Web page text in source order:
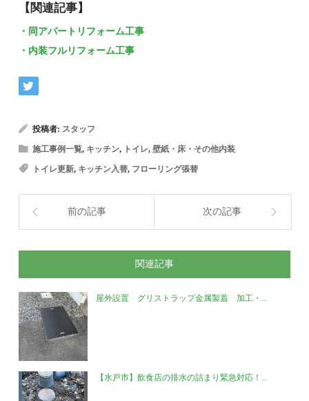
【関連記事】
・同アパートリフォーム工事
・内装フルリフォーム工事
投稿者: スタッフ
施工事例一覧, キッチン, トイレ,壁紙・床・その他内装
トイレ更新, キッチン入替, フローリング張替
前の記事 次の記事
関連記事
屋外設置 グリストラップ金属製蓋 加工・...
【水戸市】飲食店の排水の詰まり緊急対応！...